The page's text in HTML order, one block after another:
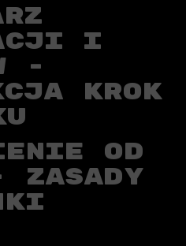
I
-
KROK
OD
ZASADY